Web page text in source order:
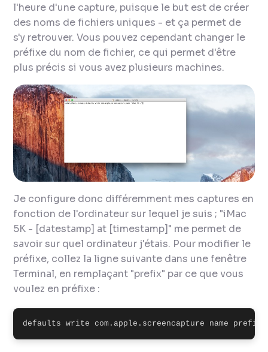
l'heure d'une capture, puisque le but est de créer
des noms de fichiers uniques - et ça permet de
s'y retrouver. Vous pouvez cependant changer le
préfixe du nom de fichier, ce qui permet d'être
plus précis si vous avez plusieurs machines.
Je configure donc différemment mes captures en
fonction de l'ordinateur sur lequel je suis ; "iMac
5K - [datestamp] at [timestamp]" me permet de
savoir sur quel ordinateur j'étais. Pour modifier le
préfixe, collez la ligne suivante dans une fenêtre
Terminal, en remplaçant "prefix" par ce que vous
voulez en préfixe :
defaults write com.apple.screencapture name prefix